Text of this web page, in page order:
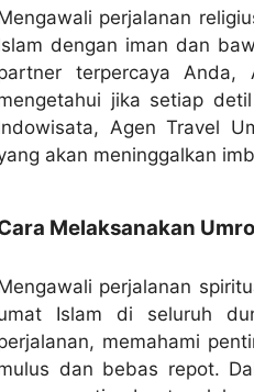
perjalanan
dengan iman dan
terpercaya Anda,
jika setiap
Agen Travel
akan meninggalkan
Melaksanakan
perjalanan
Islam di seluruh
memahami
dan bebas repot.